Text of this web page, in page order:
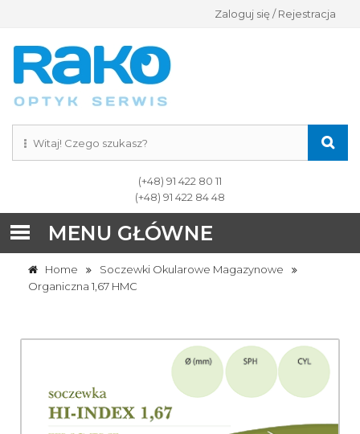
Zaloguj się / Rejestracja
(+48) 91 422 80 11
(+48) 91 422 84 48
MENU GŁÓWNE
Home
Soczewki Okularowe Magazynowe
Organiczna 1,67 HMC